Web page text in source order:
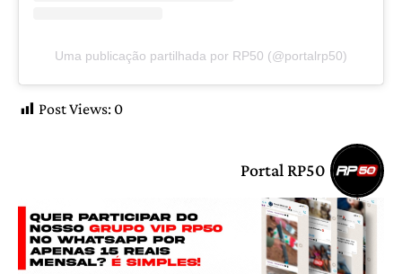
Uma publicação partilhada por RP50 (@portalrp50)
Post Views: 0
Portal RP50